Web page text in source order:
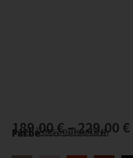
189,00€–229,00 €
zzgl.Versandkosten
Farbe:No selection